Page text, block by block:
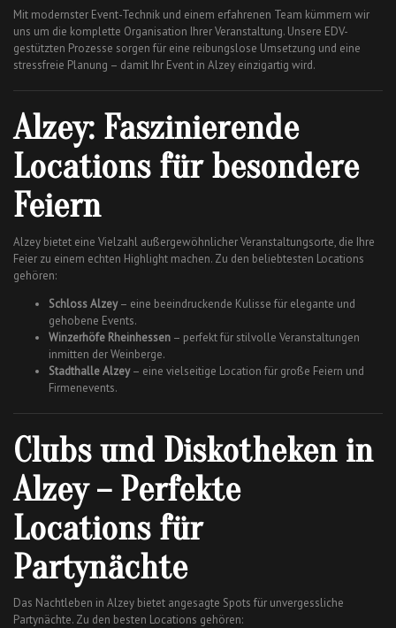
Mit modernster Event-Technik und einem erfahrenen Team kümmern wir
uns um die komplette Organisation Ihrer Veranstaltung. Unsere EDV-
gestützten Prozesse sorgen für eine reibungslose Umsetzung und eine
stressfreie Planung – damit Ihr Event in Alzey einzigartig wird.
Alzey: Faszinierende
Locations für besondere
Feiern
Alzey bietet eine Vielzahl außergewöhnlicher Veranstaltungsorte, die Ihre
Feier zu einem echten Highlight machen. Zu den beliebtesten Locations
gehören:
Schloss Alzey– eine beeindruckende Kulisse für elegante und
gehobene Events.
Winzerhöfe Rheinhessen – perfekt für stilvolle Veranstaltungen
inmitten der Weinberge.
Stadthalle Alzey– eine vielseitige Location für große Feiern und
Firmenevents.
Clubs und Diskotheken in
Alzey – Perfekte
Locations für
Partynächte
Das Nachtleben in Alzey bietet angesagte Spots für unvergessliche
Partynächte. Zu den besten Locations gehören: